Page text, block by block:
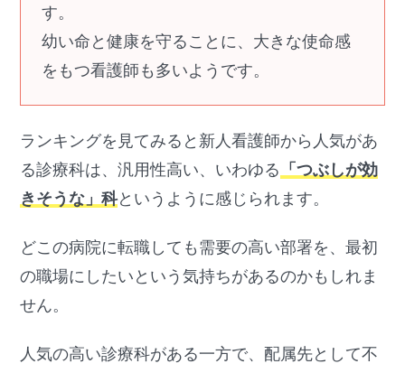
す。
幼い命と健康を守ることに、大きな使命感
をもつ看護師も多いようです。
ランキングを見てみると新人看護師から人気があ
る診療科は、汎用性高い、いわゆる 「つぶしが効
きそうな」科というように感じられます。
どこの病院に転職しても需要の高い部署を、最初
の職場にしたいという気持ちがあるのかもしれま
せん。
人気の高い診療科がある一方で、配属先として不